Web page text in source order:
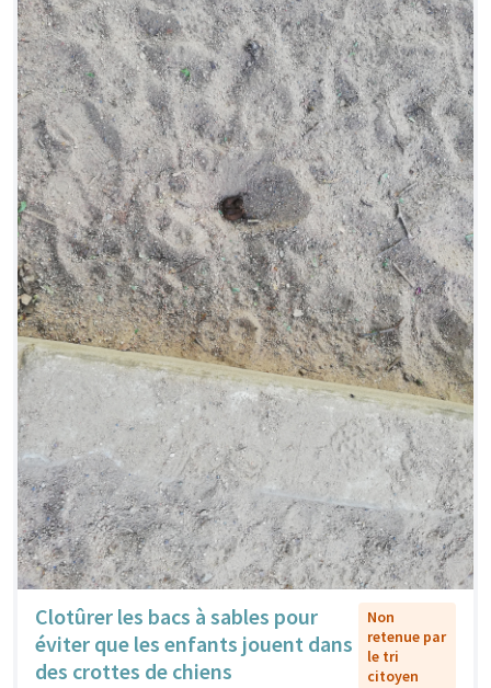
Clotûrer les bacs à sables pour
éviter que les enfants jouent dans
des crottes de chiens
Non
retenue par
le tri
citoyen